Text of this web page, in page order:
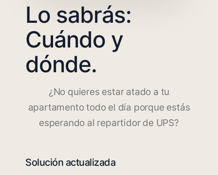
Lo sabrás:
Cuándo y
dónde.
¿No quieres estar atado a tu
apartamento todo el día porque estás
esperando al repartidor de UPS?
Solución actualizada